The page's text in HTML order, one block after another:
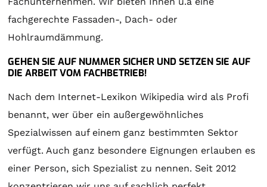
fachgerechte Fassaden-, Dach- oder
Hohlraumdämmung.
GEHEN SIE AUF NUMMER SICHER UND SETZEN SIE AUF
DIE ARBEIT VOM FACHBETRIEB!
Nach dem Internet-Lexikon Wikipedia wird als Profi
benannt, wer über ein außergewöhnliches
Spezialwissen auf einem ganz bestimmten Sektor
verfügt. Auch ganz besondere Eignungen erlauben es
einer Person, sich Spezialist zu nennen. Seit 2012